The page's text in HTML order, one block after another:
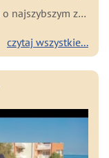
Nieruchomość inwestycyjna w Bułgarii o najszybszym zwrocie
czytaj wszystkie...